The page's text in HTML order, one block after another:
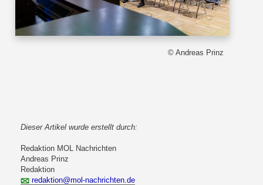
© Andreas Prinz
Dieser Artikel wurde erstellt durch:
Redaktion MOL Nachrichten
Andreas Prinz
Redaktion
redaktion@mol-nachrichten.de